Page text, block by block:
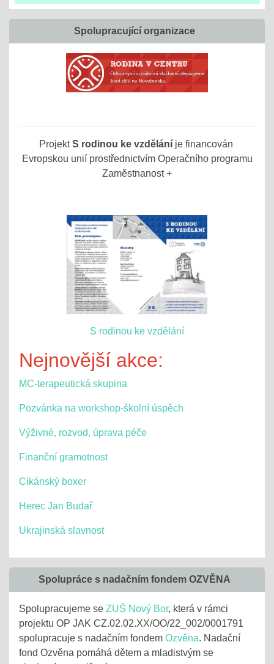
Spolupracující organizace
ProjektS rodinou ke vzděláníje financován
Evropskou unií prostřednictvím Operačního programu
Zaměstnanost +
S rodinou ke vzdělání
Nejnovější akce:
MC-terapeutická skupina
Pozvánka na workshop-školní úspěch
Výživné, rozvod, úprava péče
Finanční gramotnost
Cikánský boxer
Herec Jan Budař
Ukrajinská slavnost
Spolupráce s nadačním fondem OZVĚNA
Spolupracujeme se ZUŠ Nový Bor, která v rámci
projektu OP JAK CZ.02.02.XX/OO/22_002/0001791
spolupracuje s nadačním fondem Ozvěna. Nadační
fond Ozvěna pomáhá dětem a mladistvým se